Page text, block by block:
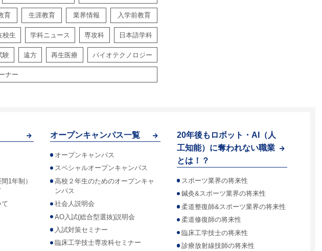
育 生涯教育 業界情報 入学前教育
校生 学科ニュース 専攻科 日本語学科
験 遠方 再生医療 バイオテクノロジー
ナー
1年制）
オープンキャンパス一覧
オープンキャンパス
スペシャルオープンキャンパス
高校２年生のためのオープンキャ
ンパス
社会人説明会
AO入試(総合型選抜)説明会
入試対策セミナー
臨床工学技士専攻科セミナー
20年後もロボット・AI（人
工知能）に奪われない職業
とは！？
スポーツ業界の将来性
鍼灸&スポーツ業界の将来性
柔道整復師&スポーツ業界の将来性
柔道修復師の将来性
臨床工学技士の将来性
診療放射線技師の将来性